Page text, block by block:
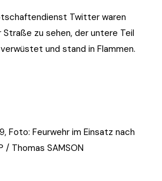
Twitter waren
zu sehen, der untere Teil
und stand in Flammen.
Foto: Feurwehr im Einsatz nach
/ Thomas SAMSON